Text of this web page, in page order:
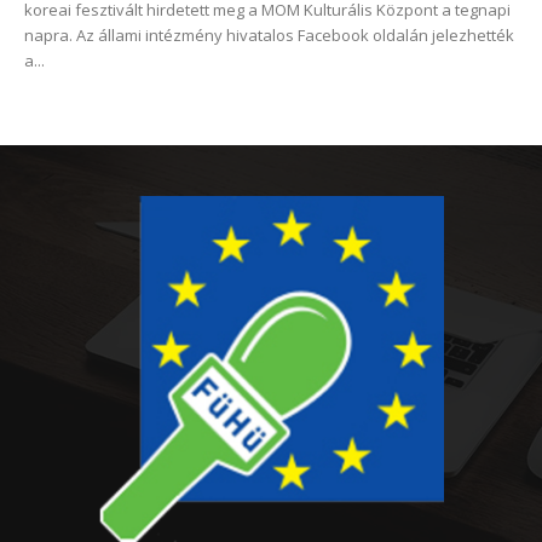
koreai fesztivált hirdetett meg a MOM Kulturális Központ a tegnapi
napra. Az állami intézmény hivatalos Facebook oldalán jelezhették
a...